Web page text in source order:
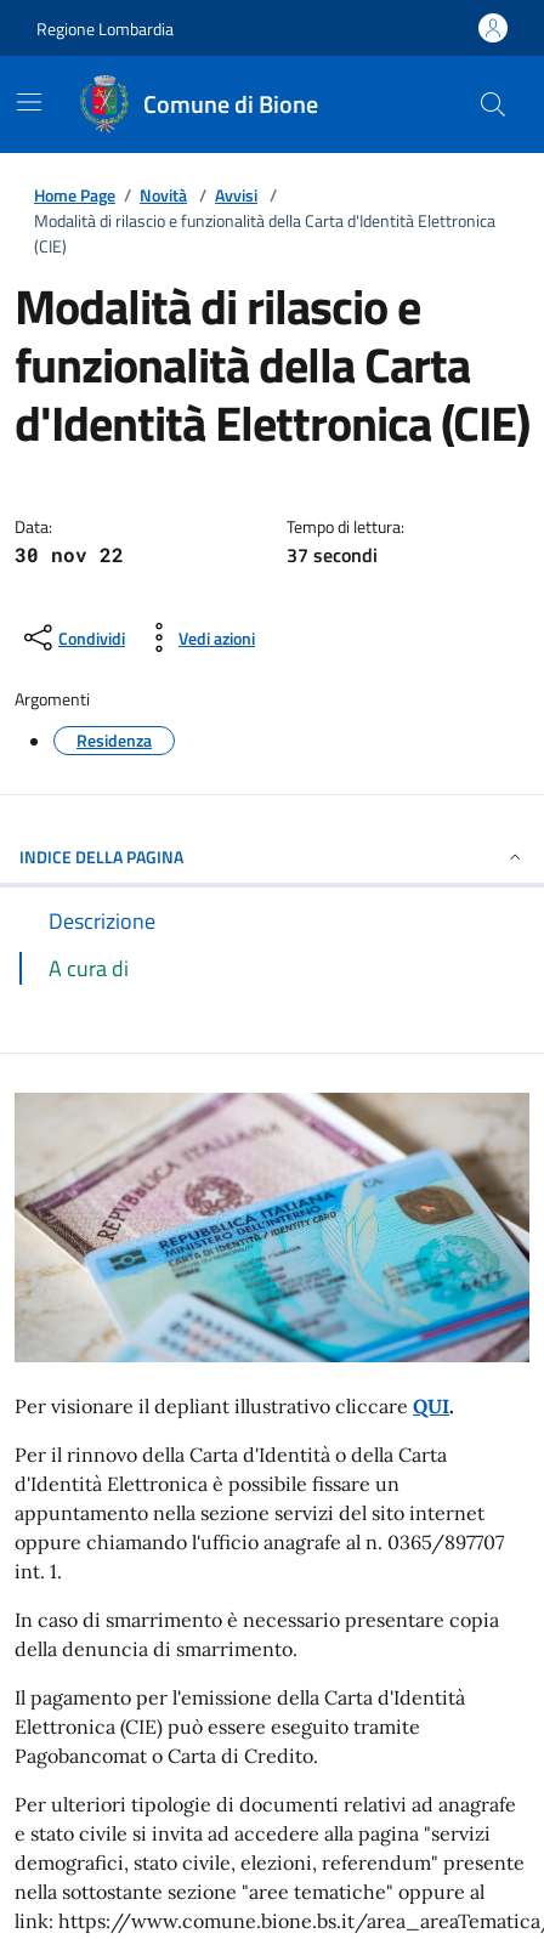
Regione Lombardia
Comune di Bione
Home Page / Novità / Avvisi /
Modalità di rilascio e funzionalità della Carta d'Identità Elettronica
(CIE)
Modalità di rilascio e
funzionalità della Carta
d'Identità Elettronica (CIE)
Data:
30 nov 22
Tempo di lettura:
37 secondi
Condividi Vedi azioni
Argomenti
Residenza
INDICE DELLA PAGINA
Descrizione
A cura di
Per visionare il depliant illustrativo cliccare QUI.
Per il rinnovo della Carta d'Identità o della Carta
d'Identità Elettronica è possibile fissare un
appuntamento nella sezione servizi del sito internet
oppure chiamando l'ufficio anagrafe al n. 0365/897707
int. 1.
In caso di smarrimento è necessario presentare copia
della denuncia di smarrimento.
Il pagamento per l'emissione della Carta d'Identità
Elettronica (CIE) può essere eseguito tramite
Pagobancomat o Carta di Credito.
Per ulteriori tipologie di documenti relativi ad anagrafe
e stato civile si invita ad accedere alla pagina "servizi
demografici, stato civile, elezioni, referendum" presente
nella sottostante sezione "aree tematiche" oppure al
link: https://www.comune.bione.bs.it/